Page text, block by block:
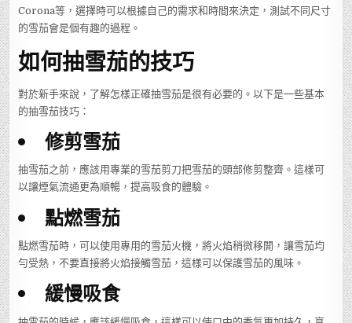
Corona等，選擇時可以根據自己的需求和時間來決定，測試不同尺寸
的雪茄會是個有趣的過程。
如何抽雪茄的技巧
對於新手來說，了解怎樣正確抽雪茄是很有必要的。以下是一些基本
的抽雪茄技巧：
修剪雪茄
抽雪茄之前，應該用專業的雪茄剪刀把雪茄的頭部修剪整齊。這樣可
以讓煙氣流通更為順暢，提高吸食的體驗。
點燃雪茄
點燃雪茄時，可以使用專用的雪茄火機，將火焰稍微移開，讓雪茄均
勻受熱，不要直接將火焰接觸雪茄，這樣可以保護雪茄的風味。
緩慢吸食